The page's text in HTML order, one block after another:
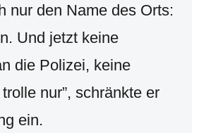
nur den Name des Orts:
Und jetzt keine
die Polizei, keine
nur”, schränkte er
ein.